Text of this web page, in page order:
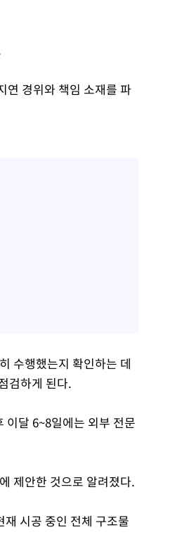
연 경위와 책임 소재를 파
수행했는지 확인하는 데
검하게 된다.
이달 6~8일에는 외부 전문
제안한 것으로 알려졌다.
시공 중인 전체 구조물